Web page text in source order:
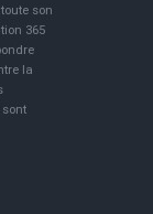
son
365
la